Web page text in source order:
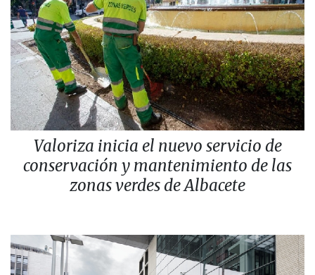
Valoriza inicia el nuevo servicio de
conservación y mantenimiento de las
zonas verdes de Albacete